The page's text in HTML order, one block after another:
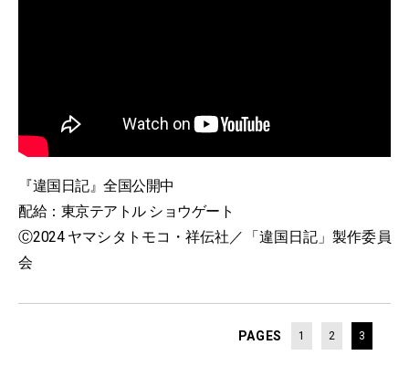
『違国日記』全国公開中
配給：東京テアトル ショウゲート
Ⓒ2024 ヤマシタトモコ・祥伝社／「違国日記」製作委員
会
PAGES 1 2 3